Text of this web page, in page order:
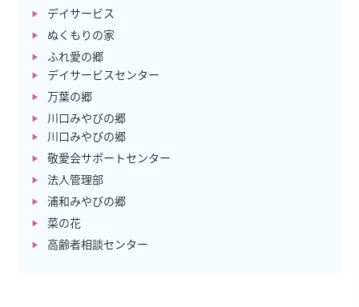
デイサービス
ぬくもりの家
ふれ愛の郷
デイサービスセンター
万葉の郷
川口みやびの郷
川口みやびの郷
敬愛会サポートセンター
法人管理部
浦和みやびの郷
菜の花
高齢者相談センター